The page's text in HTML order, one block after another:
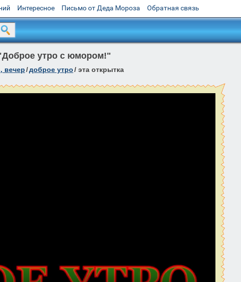
Интересное Письмо от Деда Мороза Обратная связь
утро с юмором!"
вечер/доброе утро/ эта открытка